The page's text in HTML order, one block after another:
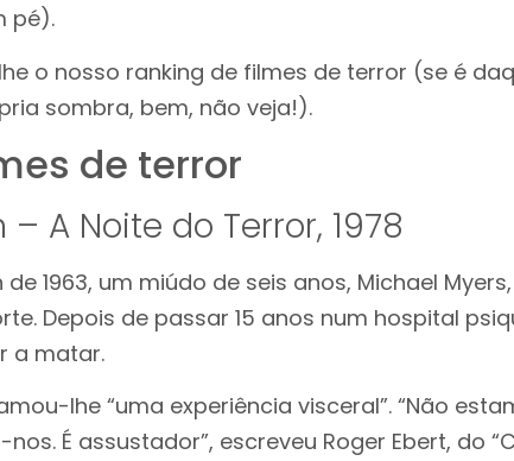
pé).
o nosso ranking de filmes de terror (se é
sombra, bem, não veja!).
de terror
– A Noite do Terror, 1978
1963, um miúdo de seis anos, Michael
Depois de passar 15 anos num hospital
a matar.
lhe “uma experiência visceral”. “Não
É assustador”, escreveu Roger Ebert, do